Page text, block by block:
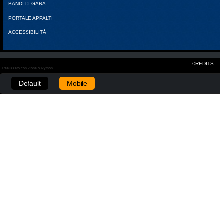
BANDI DI GARA
PORTALE APPALTI
ACCESSIBILITÀ
CREDITS
Realizzato con Plone & Python
Default Mobile